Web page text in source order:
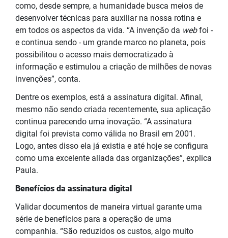
como, desde sempre, a humanidade busca meios de
desenvolver técnicas para auxiliar na nossa rotina e
em todos os aspectos da vida. “A invenção da webfoi -
e continua sendo - um grande marco no planeta, pois
possibilitou o acesso mais democratizado à
informação e estimulou a criação de milhões de novas
invenções”, conta.
Dentre os exemplos, está a assinatura digital. Afinal,
mesmo não sendo criada recentemente, sua aplicação
continua parecendo uma inovação. “A assinatura
digital foi prevista como válida no Brasil em 2001.
Logo, antes disso ela já existia e até hoje se configura
como uma excelente aliada das organizações”, explica
Paula.
Benefícios da assinatura digital
Validar documentos de maneira virtual garante uma
série de benefícios para a operação de uma
companhia. “São reduzidos os custos, algo muito